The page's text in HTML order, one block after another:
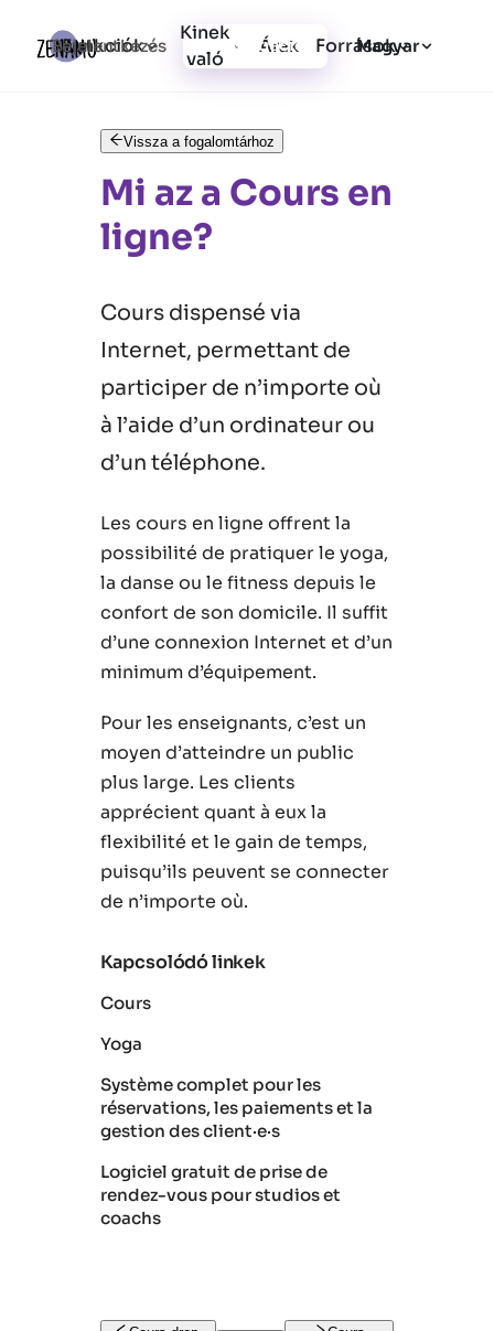
Funkciók
Kinek
való
Árak Források
Bejelentkezés Regisztráció Magyar
Vissza a fogalomtárhoz
Mi az a Cours en
ligne?
Cours dispensé via
Internet, permettant de
participer de n’importe où
à l’aide d’un ordinateur ou
d’un téléphone.
Les cours en ligne offrent la
possibilité de pratiquer le yoga,
la danse ou le fitness depuis le
confort de son domicile. Il suffit
d’une connexion Internet et d’un
minimum d’équipement.
Pour les enseignants, c’est un
moyen d’atteindre un public
plus large. Les clients
apprécient quant à eux la
flexibilité et le gain de temps,
puisqu’ils peuvent se connecter
de n’importe où.
Kapcsolódó linkek
Cours
Yoga
Système complet pour les
réservations, les paiements et la
gestion des client·e·s
Logiciel gratuit de prise de
rendez-vous pour studios et
coachs